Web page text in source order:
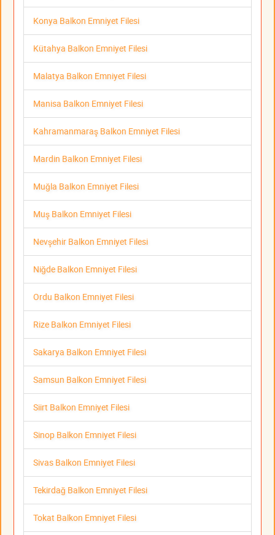
Konya Balkon Emniyet Filesi
Kütahya Balkon Emniyet Filesi
Malatya Balkon Emniyet Filesi
Manisa Balkon Emniyet Filesi
Kahramanmaraş Balkon Emniyet Filesi
Mardin Balkon Emniyet Filesi
Muğla Balkon Emniyet Filesi
Muş Balkon Emniyet Filesi
Nevşehir Balkon Emniyet Filesi
Niğde Balkon Emniyet Filesi
Ordu Balkon Emniyet Filesi
Rize Balkon Emniyet Filesi
Sakarya Balkon Emniyet Filesi
Samsun Balkon Emniyet Filesi
Siirt Balkon Emniyet Filesi
Sinop Balkon Emniyet Filesi
Sivas Balkon Emniyet Filesi
Tekirdağ Balkon Emniyet Filesi
Tokat Balkon Emniyet Filesi